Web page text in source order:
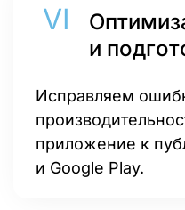
и
Исправляем
приложение к
и Google Play.